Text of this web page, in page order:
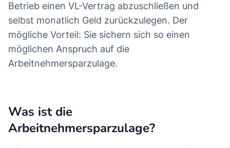
Betrieb einen VL-Vertrag abzuschließen und
selbst monatlich Geld zurückzulegen. Der
mögliche Vorteil: Sie sichern sich so einen
möglichen Anspruch auf die
Arbeitnehmersparzulage.
Was ist die
Arbeitnehmersparzulage?